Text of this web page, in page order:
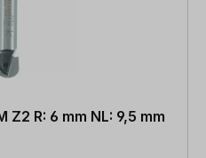
R: 6 mm NL: 9,5 mm